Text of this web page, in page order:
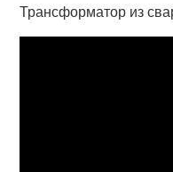
Трансформатор из